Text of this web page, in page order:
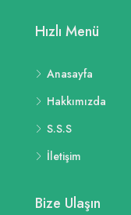
Hızlı Menü
Anasayfa
Hakkımızda
S.S.S
İletişim
Bize Ulaşın